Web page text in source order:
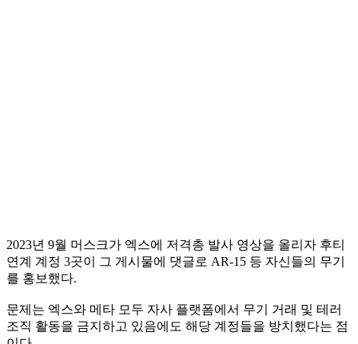
2023년 9월 머스크가 엑스에 저격총 발사 영상을 올리자 후티
연계 계정 3곳이 그 게시물에 댓글로 AR-15 등 자신들의 무기
를 홍보했다.
문제는 엑스와 메타 모두 자사 플랫폼에서 무기 거래 및 테러
조직 활동을 금지하고 있음에도 해당 계정들을 방치했다는 점